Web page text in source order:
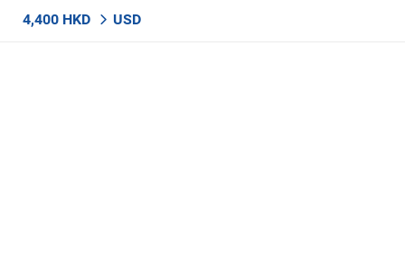
4,400 HKD USD